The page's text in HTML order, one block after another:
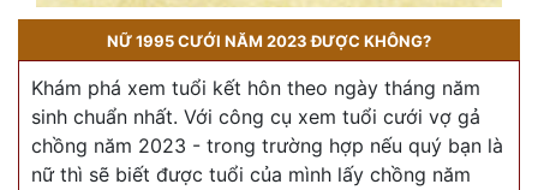
NỮ 1995 CƯỚI NĂM 2023 ĐƯỢC KHÔNG?
Khám phá xem tuổi kết hôn theo ngày tháng năm
sinh chuẩn nhất. Với công cụ xem tuổi cưới vợ gả
chồng năm 2023 - trong trường hợp nếu quý bạn là
nữ thì sẽ biết được tuổi của mình lấy chồng năm